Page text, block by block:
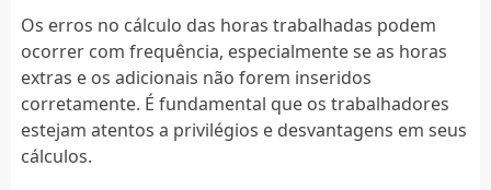
Os erros no cálculo das horas trabalhadas podem
ocorrer com frequência, especialmente se as horas
extras e os adicionais não forem inseridos
corretamente. É fundamental que os trabalhadores
estejam atentos a privilégios e desvantagens em seus
cálculos.